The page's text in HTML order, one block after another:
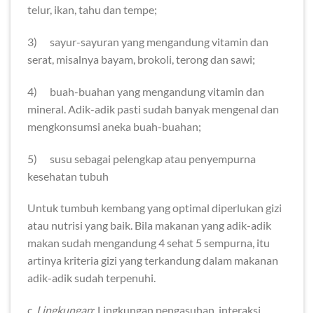
telur, ikan, tahu dan tempe;
3) sayur-sayuran yang mengandung vitamin dan
serat, misalnya bayam, brokoli, terong dan sawi;
4) buah-buahan yang mengandung vitamin dan
mineral. Adik-adik pasti sudah banyak mengenal dan
mengkonsumsi aneka buah-buahan;
5) susu sebagai pelengkap atau penyempurna
kesehatan tubuh
Untuk tumbuh kembang yang optimal diperlukan gizi
atau nutrisi yang baik. Bila makanan yang adik-adik
makan sudah mengandung 4 sehat 5 sempurna, itu
artinya kriteria gizi yang terkandung dalam makanan
adik-adik sudah terpenuhi.
c. Lingkungan: Lingkungan pengasuhan, interaksi